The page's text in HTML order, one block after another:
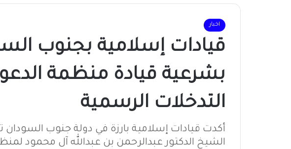
اخبار
قيادات إسلامية بجنوب
بشرعية قيادة منظمة
التدخلات الرسمية
أكدت قيادات إسلامية بارزة في دولة جنوب
الشيخ الدكتور عبدالرحمن بن عبدالله آل محمود